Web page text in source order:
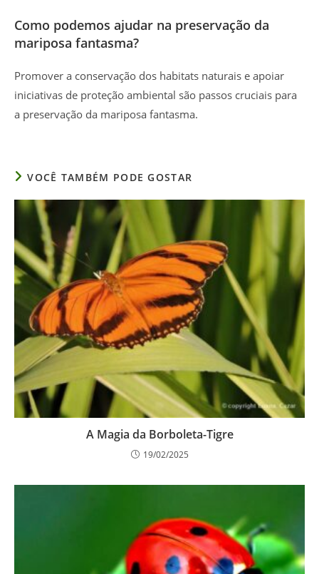
Como podemos ajudar na preservação da
mariposa fantasma?
Promover a conservação dos habitats naturais e apoiar
iniciativas de proteção ambiental são passos cruciais para
a preservação da mariposa fantasma.
VOCÊ TAMBÉM PODE GOSTAR
A Magia da Borboleta-Tigre
19/02/2025